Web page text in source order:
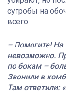
сугробы на
всего.
– Помогите! На
невозможно.
по бокам –
Звонили в
Там ответили: